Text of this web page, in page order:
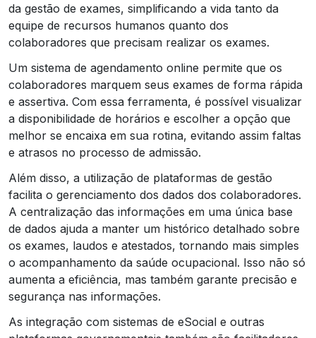
da gestão de exames, simplificando a vida tanto da
equipe de recursos humanos quanto dos
colaboradores que precisam realizar os exames.
Um sistema de agendamento online permite que os
colaboradores marquem seus exames de forma rápida
e assertiva. Com essa ferramenta, é possível visualizar
a disponibilidade de horários e escolher a opção que
melhor se encaixa em sua rotina, evitando assim faltas
e atrasos no processo de admissão.
Além disso, a utilização de plataformas de gestão
facilita o gerenciamento dos dados dos colaboradores.
A centralização das informações em uma única base
de dados ajuda a manter um histórico detalhado sobre
os exames, laudos e atestados, tornando mais simples
o acompanhamento da saúde ocupacional. Isso não só
aumenta a eficiência, mas também garante precisão e
segurança nas informações.
As integração com sistemas de eSocial e outras